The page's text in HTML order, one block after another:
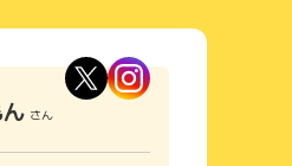
さん